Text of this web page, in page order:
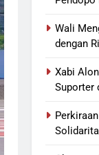
Wali
dengan
Xabi
Suporter